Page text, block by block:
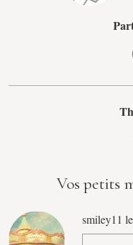
Vos petits
smiley11 le